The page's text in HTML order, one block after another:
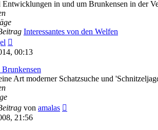
Entwicklungen in und um Brunkensen in der
Interessantes von den Welfen
Beitrag
00:13
Art moderner Schatzsuche und
von amalas
21:56